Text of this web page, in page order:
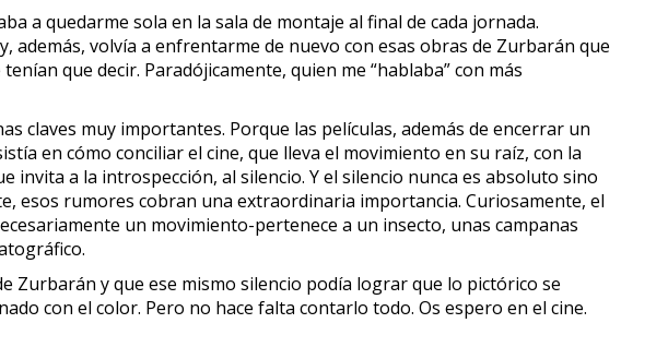
a quedarme sola en la sala de montaje al final de cada jornada.
volvía a enfrentarme de nuevo con esas obras de Zurbarán que
que decir. Paradójicamente, quien me “hablaba” con más
claves muy importantes. Porque las películas, además de encerrar un
en cómo conciliar el cine, que lleva el movimiento en su raíz, con la
a la introspección, al silencio. Y el silencio nunca es absoluto sino
esos rumores cobran una extraordinaria importancia. Curiosamente, el
un movimiento-pertenece a un insecto, unas campanas
Zurbarán y que ese mismo silencio podía lograr que lo pictórico se
con el color. Pero no hace falta contarlo todo. Os espero en el cine.